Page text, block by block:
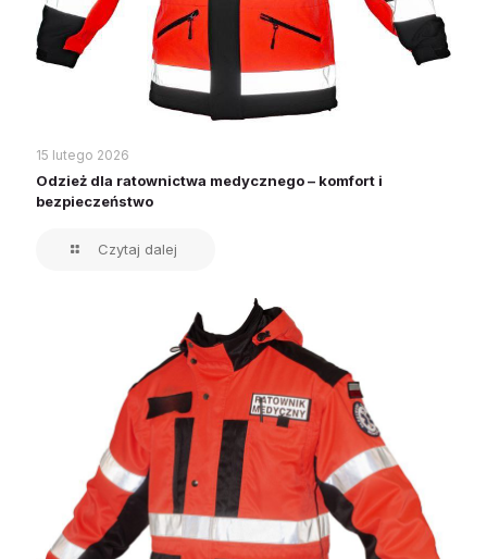
15 lutego 2026
Odzież dla ratownictwa medycznego – komfort i
bezpieczeństwo
Czytaj dalej